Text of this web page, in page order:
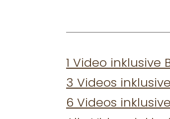
1 Video inklusive
3 Videos
6 Videos